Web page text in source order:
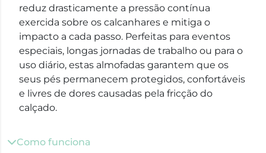
reduz drasticamente a pressão contínua
exercida sobre os calcanhares e mitiga o
impacto a cada passo. Perfeitas para eventos
especiais, longas jornadas de trabalho ou para o
uso diário, estas almofadas garantem que os
seus pés permanecem protegidos, confortáveis
e livres de dores causadas pela fricção do
calçado.
Como funciona